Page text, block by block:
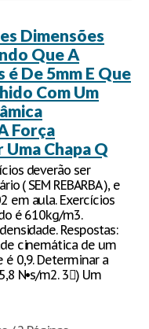
Dimensões
Que A
De 5mm E Que
Com Um
Força
Chapa Q
deverão ser
( SEM REBARBA ), e
em aula. Exercícios
é 610kg/m3.
Respostas:
cinemática de um
0,9. Determinar a
N•s/m2. 3) Um